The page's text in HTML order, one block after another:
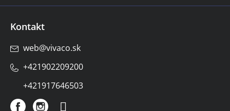
Kontakt
web@vivaco.sk
+421902209200
+421917646503